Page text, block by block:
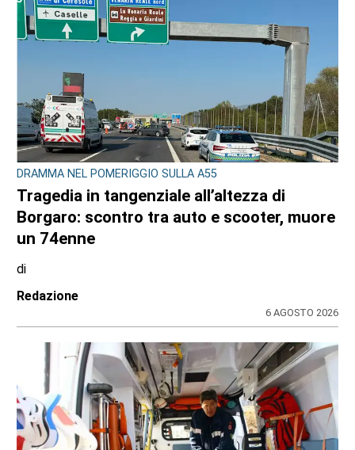
DRAMMA NEL POMERIGGIO SULLA A55
Tragedia in tangenziale all’altezza di
Borgaro: scontro tra auto e scooter, muore
un 74enne
di
Redazione
6 AGOSTO 2026